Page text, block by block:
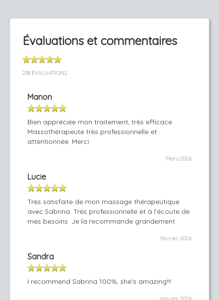
Évaluations et commentaires
238 ÉVALUATIONS
Manon
Bien appréciée mon traitement, très efficace
Massothérapeute très professionnelle et
attentionnée. Merci
Mars 2026
Lucie
Très satisfaite de mon massage thérapeutique
avec Sabrina. Très professionnelle et à l'écoute de
mes besoins. Je la recommande grandement
Février 2026
Sandra
I recommend Sabrina 100%, she's amazing!!!
Janvier 2026